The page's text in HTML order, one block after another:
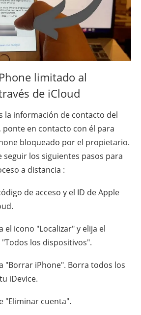
limitado al
de iCloud
la información de contacto del
en contacto con él para
bloqueado por el propietario.
los siguientes pasos para
a distancia :
de acceso y el ID de Apple
el icono "Localizar" y elija el
los dispositivos".
"Borrar iPhone". Borra todos los
iDevice.
"Eliminar cuenta".